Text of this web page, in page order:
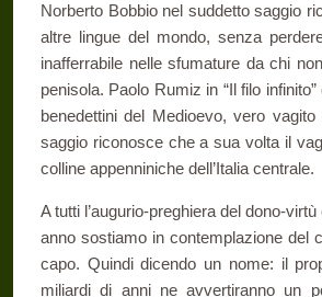
Norberto Bobbio nel suddetto saggio
altre lingue del mondo, senza
inafferrabile nelle sfumature da chi
penisola. Paolo Rumiz in “Il filo
benedettini del Medioevo, vero
saggio riconosce che a sua volta il
colline appenniniche dell’Italia centrale.
A tutti l’augurio-preghiera del dono-
anno sostiamo in contemplazione del
capo. Quindi dicendo un nome: il
miliardi di anni ne avvertiranno un